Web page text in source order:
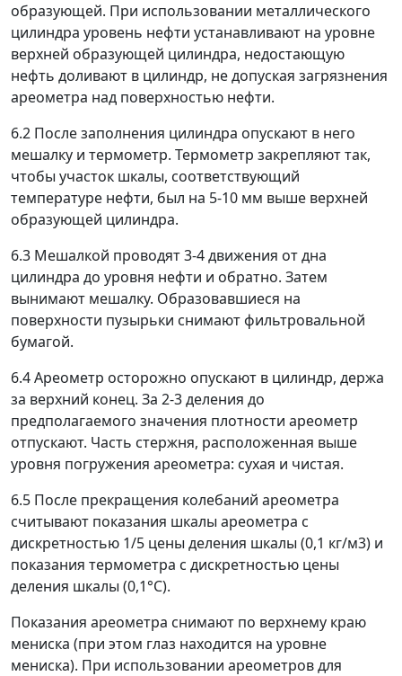
образующей. При использовании металлического
цилиндра уровень нефти устанавливают на уровне
верхней образующей цилиндра, недостающую
нефть доливают в цилиндр, не допуская загрязнения
ареометра над поверхностью нефти.
6.2 После заполнения цилиндра опускают в него
мешалку и термометр. Термометр закрепляют так,
чтобы участок шкалы, соответствующий
температуре нефти, был на 5-10 мм выше верхней
образующей цилиндра.
6.3 Мешалкой проводят 3-4 движения от дна
цилиндра до уровня нефти и обратно. Затем
вынимают мешалку. Образовавшиеся на
поверхности пузырьки снимают фильтровальной
бумагой.
6.4 Ареометр осторожно опускают в цилиндр, держа
за верхний конец. За 2-3 деления до
предполагаемого значения плотности ареометр
отпускают. Часть стержня, расположенная выше
уровня погружения ареометра: сухая и чистая.
6.5 После прекращения колебаний ареометра
считывают показания шкалы ареометра с
дискретностью 1/5 цены деления шкалы (0,1 кг/м3) и
показания термометра с дискретностью цены
деления шкалы (0,1°С).
Показания ареометра снимают по верхнему краю
мениска (при этом глаз находится на уровне
мениска). При использовании ареометров для